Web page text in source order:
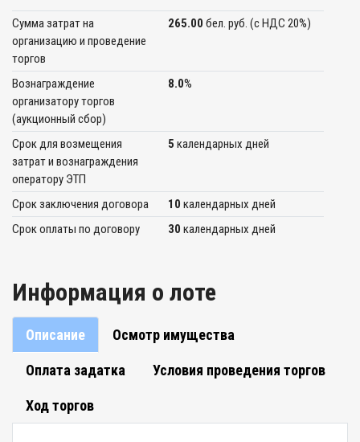
Сумма затрат на
организацию и проведение
торгов
265.00 бел. руб. (c НДС 20%)
Вознаграждение
организатору торгов
(аукционный сбор)
8.0%
Срок для возмещения
затрат и вознаграждения
оператору ЭТП
5 календарных дней
Срок заключения договора 10 календарных дней
Срок оплаты по договору
30 календарных дней
Информация о лоте
Описание Осмотр имущества
Оплата задатка Условия проведения торгов
Ход торгов